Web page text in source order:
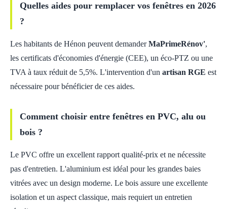
Quelles aides pour remplacer vos fenêtres en 2026
?
Les habitants de Hénon peuvent demanderMaPrimeRénov',
les certificats d'économies d'énergie (CEE), un éco-PTZ ou une
TVA à taux réduit de 5,5%. L'intervention d'un artisan RGE est
nécessaire pour bénéficier de ces aides.
Comment choisir entre fenêtres en PVC, alu ou
bois ?
Le PVC offre un excellent rapport qualité-prix et ne nécessite
pas d'entretien. L'aluminium est idéal pour les grandes baies
vitrées avec un design moderne. Le bois assure une excellente
isolation et un aspect classique, mais requiert un entretien